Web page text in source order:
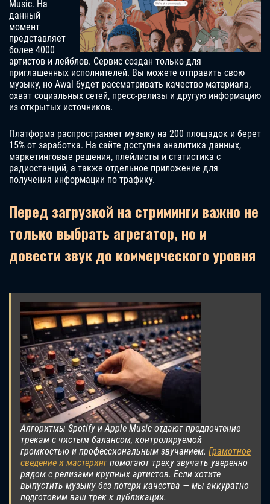
Music. На
данный
момент
представляет
более 4000
артистов и лейблов. Сервис создан только для
приглашенных исполнителей. Вы можете отправить свою
музыку, но Awal будет рассматривать качество материала,
охват социальных сетей, пресс-релизы и другую информацию
из открытых источников.
Платформа распространяет музыку на 200 площадок и берет
15% от заработка. На сайте доступна аналитика данных,
маркетинговые решения, плейлисты и статистика с
радиостанций, а также отдельное приложение для
получения информации по трафику.
Перед загрузкой на стриминги важно не
только выбрать агрегатор, но и
довести звук до коммерческого уровня
Алгоритмы Spotify и Apple Music отдают предпочтение
трекам с чистым балансом, контролируемой
громкостью и профессиональным звучанием. Грамотное
сведение и мастеринг помогают треку звучать уверенно
рядом с релизами крупных артистов. Если хотите
выпустить музыку без потери качества — мы аккуратно
подготовим ваш трек к публикации.